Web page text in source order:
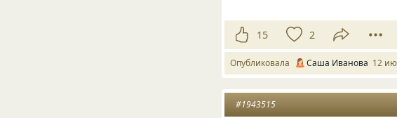
15 2
Опубликовала Саша Иванова 12
#1943515